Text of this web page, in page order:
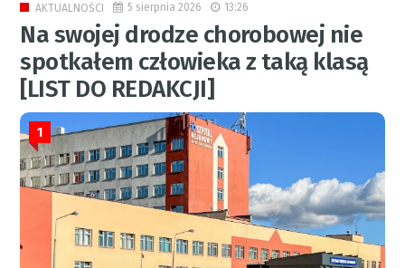
AKTUALNOŚCI 5 sierpnia 2026 13:26
Na swojej drodze chorobowej nie
spotkałem człowieka z taką klasą
[LIST DO REDAKCJI]
1